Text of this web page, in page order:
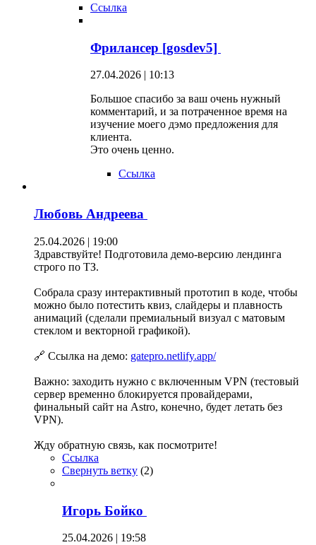
Ссылка
Фрилансер [gosdev5]
27.04.2026 | 10:13
Большое спасибо за ваш очень нужный
комментарий, и за потраченное время на
изучение моего дэмо предложения для
клиента.
Это очень ценно.
Ссылка
Любовь Андреева
25.04.2026 | 19:00
Здравствуйте! Подготовила демо-версию лендинга
строго по ТЗ.
Собрала сразу интерактивный прототип в коде, чтобы
можно было потестить квиз, слайдеры и плавность
анимаций (сделали премиальный визуал с матовым
стеклом и векторной графикой).
🔗 Ссылка на демо: gatepro.netlify.app/
Важно: заходить нужно с включенным VPN (тестовый
сервер временно блокируется провайдерами,
финальный сайт на Astro, конечно, будет летать без
VPN).
Жду обратную связь, как посмотрите!
Ссылка
Свернуть ветку (2)
Игорь Бойко
25.04.2026 | 19:58